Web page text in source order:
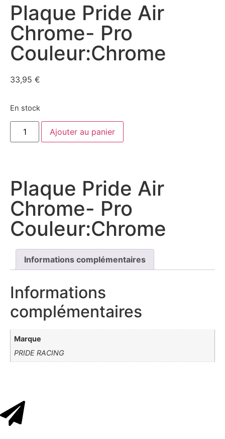
Plaque Pride Air
Chrome- Pro
Couleur:Chrome
33,95 €
En stock
Ajouter au panier
Plaque Pride Air
Chrome- Pro
Couleur:Chrome
Informations complémentaires
Informations
complémentaires
Marque
PRIDE RACING